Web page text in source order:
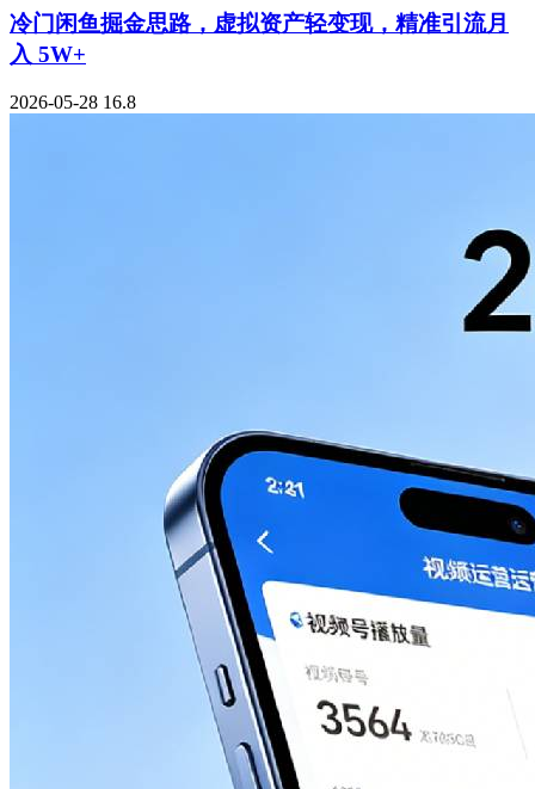
冷门闲鱼掘金思路，虚拟资产轻变现，精准引流月
入 5W+
2026-05-28 16.8